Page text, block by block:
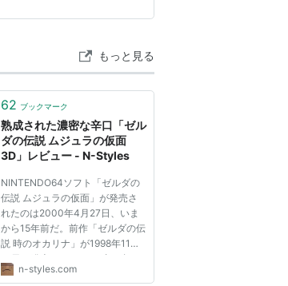
もっと見る
62 ブックマーク
熟成された濃密な辛口「ゼル
ダの伝説 ムジュラの仮面
3D」レビュー - N-Styles
NINTENDO64ソフト「ゼルダの
伝説 ムジュラの仮面」が発売さ
れたのは2000年4月27日、いま
から15年前だ。前作「ゼルダの伝
説 時のオカリナ」が1998年11月
21日に発売されて、わずか1年5ヶ
月でのリリースである。 「社長
n-styles.com